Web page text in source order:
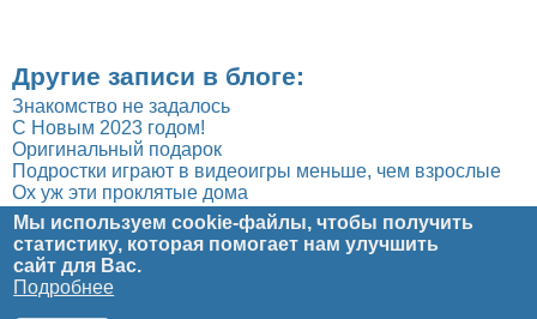
Другие записи в блоге:
Знакомство не задалось
C Новым 2023 годом!
Оригинальный подарок
Подростки играют в видеоигры меньше, чем взрослые
Ох уж эти проклятые дома
Главное меню
Главная Рецензии Статьи Юмор Блог
Мультимедиа
Мы используем cookie-файлы, чтобы получить
статистику, которая помогает нам улучшить
сайт для Вас.
Подробнее